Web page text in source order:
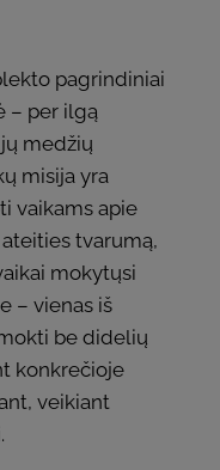
pagrindiniai
– per ilgą
medžių
misija yra
vaikams apie
tvarumą,
mokytųsi
– vienas iš
be didelių
konkrečioje
veikiant